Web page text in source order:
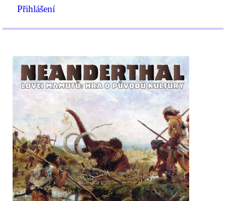
Přihlášení